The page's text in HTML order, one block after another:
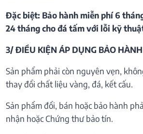
Đặc biệt: Bảo hành miễn phí 6
24 tháng cho đá tấm với lỗi kỹ
3/ ĐIỀU KIỆN ÁP DỤNG BẢO
Sản phẩm phải còn nguyên vẹn,
thay đổi chất liệu vàng, đá, kết cấu.
Sản phẩm đổi, bán hoặc bảo hành
nhận hoặc Chứng thư bảo tín.